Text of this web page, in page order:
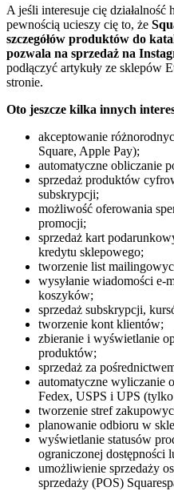
A jeśli interesuje cię działalność
pewnością ucieszy cię to, że
szczegółów produktów do
pozwala na sprzedaż na
podłączyć artykuły ze sklepów
stronie.
Oto jeszcze kilka innych
akceptowanie
Square, Apple Pay);
automatyczne obliczanie
sprzedaż produktów
subskrypcji;
możliwość oferowania
promocji;
sprzedaż kart
kredytu sklepowego;
tworzenie list
wysyłanie wiadomości e-
koszyków;
sprzedaż subskrypcji,
tworzenie kont klientów;
zbieranie i wyświetlanie
produktów;
sprzedaż za
automatyczne wyliczanie
Fedex, USPS i UPS
tworzenie stref
planowanie odbioru w
wyświetlanie statusów
ograniczonej dostępności
umożliwienie sprzedaży
sprzedaży (POS)